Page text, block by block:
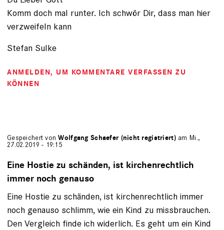
Komm doch mal runter. Ich schwör Dir, dass man hier
verzweifeln kann
Stefan Sulke
ANMELDEN, UM KOMMENTARE VERFASSEN ZU
KÖNNEN
Gespeichert vonWolfgang Schaefer (nicht registriert)am Mi.,
27.02.2019 - 19:15
Eine Hostie zu schänden, ist kirchenrechtlich
immer noch genauso
Eine Hostie zu schänden, ist kirchenrechtlich immer
noch genauso schlimm, wie ein Kind zu missbrauchen.
Den Vergleich finde ich widerlich. Es geht um ein Kind